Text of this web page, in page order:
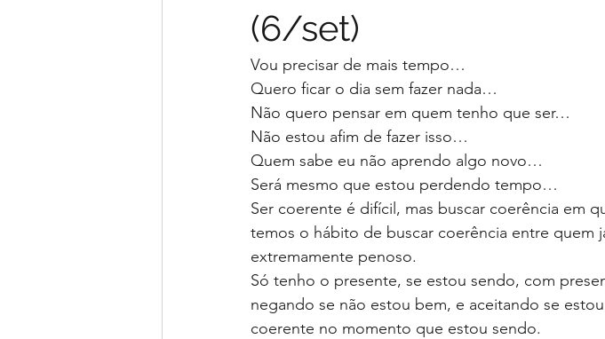
(6/set)
Vou precisar de mais tempo…
Quero ficar o dia sem fazer nada…
Não quero pensar em quem tenho que ser…
Não estou afim de fazer isso…
Quem sabe eu não aprendo algo novo…
Será mesmo que estou perdendo tempo…
Ser coerente é difícil, mas buscar coerência em
temos o hábito de buscar coerência entre quem
extremamente penoso.
Só tenho o presente, se estou sendo, com
negando se não estou bem, e aceitando se
coerente no momento que estou sendo.